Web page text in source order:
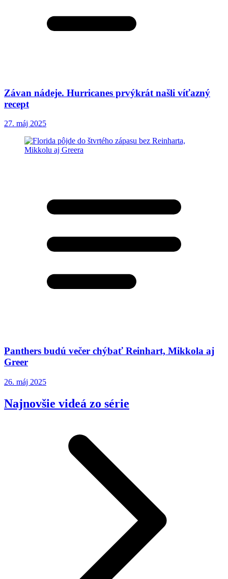
Závan nádeje. Hurricanes prvýkrát našli víťazný
recept
27. máj 2025
Panthers budú večer chýbať Reinhart, Mikkola aj
Greer
26. máj 2025
Najnovšie videá zo série